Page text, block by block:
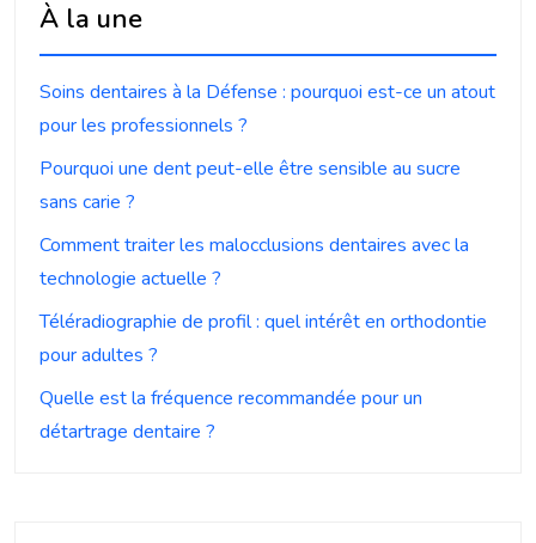
À la une
Soins dentaires à la Défense : pourquoi est-ce un atout
pour les professionnels ?
Pourquoi une dent peut-elle être sensible au sucre
sans carie ?
Comment traiter les malocclusions dentaires avec la
technologie actuelle ?
Téléradiographie de profil : quel intérêt en orthodontie
pour adultes ?
Quelle est la fréquence recommandée pour un
détartrage dentaire ?